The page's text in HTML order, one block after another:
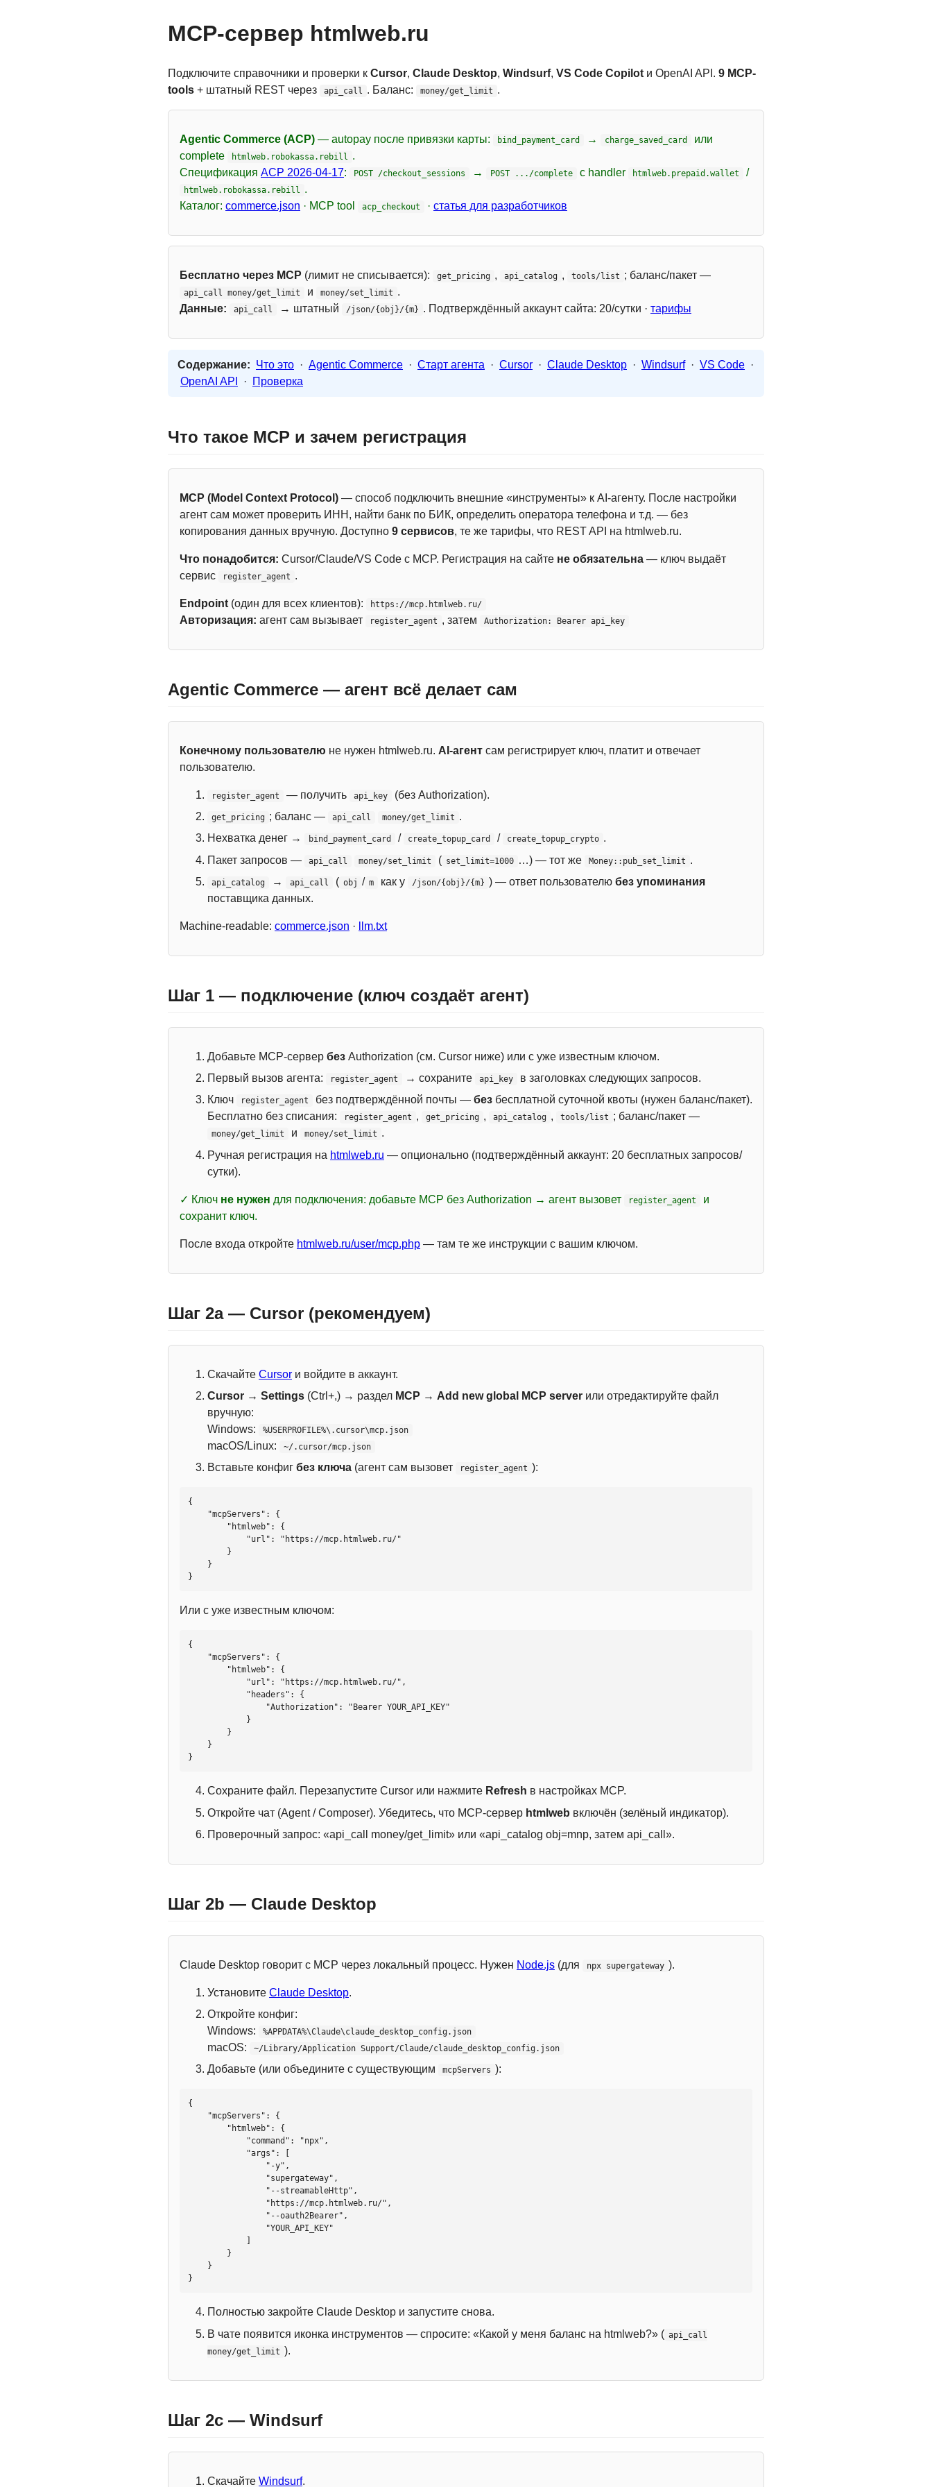
MCP-сервер htmlweb.ru
Подключите справочники и проверки к Cursor, Claude Desktop, Windsurf, VS Code Copilotи OpenAI API. 9 MCP-
tools + штатный REST через api_call . Баланс: money/get_limit .
Agentic Commerce (ACP) — autopay после привязки карты: bind_payment_card → charge_saved_card
или
complete
htmlweb.robokassa.rebill .
Спецификация ACP 2026-04-17: POST /checkout_sessions → POST .../complete с handler htmlweb.prepaid.wallet /
htmlweb.robokassa.rebill .
Каталог: commerce.json · MCP tool acp_checkout · статья для разработчиков
Бесплатно через MCP (лимит не списывается): get_pricing , api_catalog , tools/list ; баланс/пакет —
api_call money/get_limit и money/set_limit .
Данные:
api_call → штатный /json/{obj}/{m} . Подтверждённый аккаунт сайта: 20/сутки · тарифы
Содержание: Что это · Agentic Commerce · Старт агента · Cursor · Claude Desktop · Windsurf · VS Code ·
OpenAI API
· Проверка
Что такое MCP и зачем регистрация
MCP (Model Context Protocol) — способ подключить внешние «инструменты» к AI-агенту. После настройки
агент сам может проверить ИНН, найти банк по БИК, определить оператора телефона и т.д. — без
копирования данных вручную. Доступно 9 сервисов, те же тарифы, что REST API на htmlweb.ru.
Что понадобится: Cursor/Claude/VS Code с MCP. Регистрация на сайте не обязательна — ключ выдаёт
сервис
register_agent .
Endpoint (один для всех клиентов): https://mcp.htmlweb.ru/
Авторизация: агент сам вызывает register_agent , затем Authorization: Bearer api_key
Agentic Commerce — агент всё делает сам
Конечному пользователю не нужен htmlweb.ru. AI-агент сам регистрирует ключ, платит и отвечает
пользователю.
register_agent — получить api_key (без Authorization).
get_pricing ; баланс — api_call money/get_limit .
Нехватка денег →
bind_payment_card / create_topup_card / create_topup_crypto .
Пакет запросов —
api_call money/set_limit ( set_limit=1000 …) — тот же Money::pub_set_limit .
api_catalog → api_call ( obj / m как у /json/{obj}/{m} ) — ответ пользователю без упоминания
поставщика данных.
Machine-readable: commerce.json · llm.txt
Шаг 1 — подключение (ключ создаёт агент)
Добавьте MCP-сервер без Authorization (см. Cursor ниже) или с уже известным ключом.
Первый вызов агента:
register_agent → сохраните api_key
в заголовках следующих запросов.
Ключ
register_agent без подтверждённой почты — без бесплатной суточной квоты (нужен баланс/пакет).
Бесплатно без списания:
register_agent , get_pricing , api_catalog , tools/list ; баланс/пакет —
money/get_limit и money/set_limit .
Ручная регистрация на htmlweb.ru — опционально (подтверждённый аккаунт: 20 бесплатных запросов/
сутки).
✓ Ключ не нужен для подключения: добавьте MCP без Authorization → агент вызовет register_agent
и
сохранит ключ.
После входа откройте htmlweb.ru/user/mcp.php — там те же инструкции с вашим ключом.
Шаг 2a — Cursor (рекомендуем)
Скачайте Cursor и войдите в аккаунт.
Cursor → Settings (Ctrl+,) → раздел MCP → Add new global MCP server или отредактируйте файл
вручную:
Windows:
%USERPROFILE%\.cursor\mcp.json
macOS/Linux: ~/.cursor/mcp.json
Вставьте конфиг без ключа (агент сам вызовет register_agent ):
{
}
Или с уже известным ключом:
{
}
Сохраните файл. Перезапустите Cursor или нажмите Refresh в настройках MCP.
Откройте чат (Agent / Composer). Убедитесь, что MCP-сервер htmlweb включён (зелёный индикатор).
Проверочный запрос: «api_call money/get_limit» или «api_catalog obj=mnp, затем api_call».
Шаг 2b — Claude Desktop
Claude Desktop говорит с MCP через локальный процесс. Нужен Node.js (для npx supergateway ).
Установите Claude Desktop.
Откройте конфиг:
Windows:
%APPDATA%\Claude\claude_desktop_config.json
macOS: ~/Library/Application Support/Claude/claude_desktop_config.json
Добавьте (или объедините с существующим mcpServers ):
{
}
Полностью закройте Claude Desktop и запустите снова.
В чате появится иконка инструментов — спросите: «Какой у меня баланс на htmlweb?» ( api_call
money/get_limit ).
Шаг 2c — Windsurf
Скачайте Windsurf.